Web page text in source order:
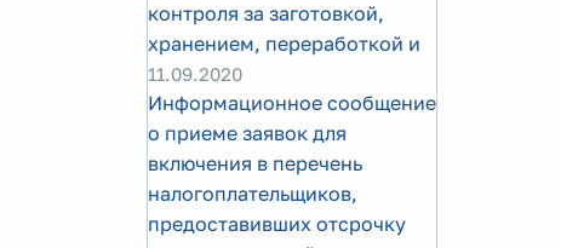
контроля за заготовкой,
хранением, переработкой и
11.09.2020
Информационное сообщение
о приеме заявок для
включения в перечень
налогоплательщиков,
предоставивших отсрочку